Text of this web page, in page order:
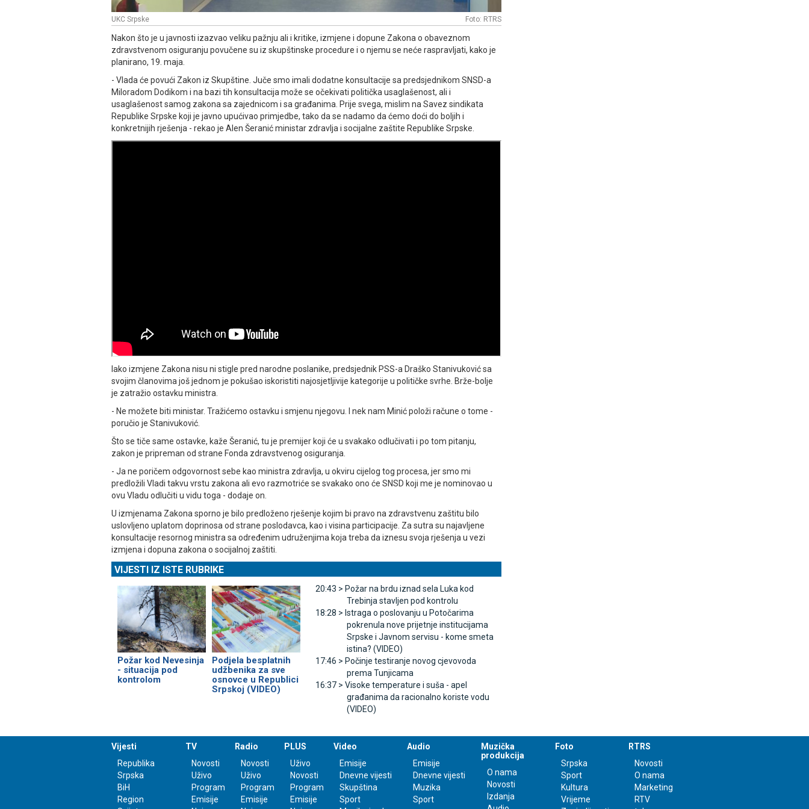
UKC Srpske Foto: RTRS
Nakon što je u javnosti izazvao veliku pažnju ali i kritike, izmjene i dopune Zakona o obaveznom
zdravstvenom osiguranju povučene su iz skupštinske procedure i o njemu se neće raspravljati, kako je
planirano, 19. maja.
- Vlada će povući Zakon iz Skupštine. Јuče smo imali dodatne konsultacije sa predsjednikom SNSD-a
Miloradom Dodikom i na bazi tih konsultacija može se očekivati politička usaglašenost, ali i
usaglašenost samog zakona sa zajednicom i sa građanima. Prije svega, mislim na Savez sindikata
Republike Srpske koji je javno upućivao primjedbe, tako da se nadamo da ćemo doći do boljih i
konkretnijih rješenja - rekao je Alen Šeranić ministar zdravlja i socijalne zaštite Republike Srpske.
Iako izmjene Zakona nisu ni stigle pred narodne poslanike, predsjednik PSS-a Draško Stanivuković sa
svojim članovima još jednom je pokušao iskoristiti najosjetljivije kategorije u političke svrhe. Brže-bolje
je zatražio ostavku ministra.
- Ne možete biti ministar. Tražićemo ostavku i smjenu njegovu. I nek nam Minić položi račune o tome -
poručio je Stanivuković.
Što se tiče same ostavke, kaže Šeranić, tu je premijer koji će u svakako odlučivati i po tom pitanju,
zakon je pripreman od strane Fonda zdravstvenog osiguranja.
- Јa ne poričem odgovornost sebe kao ministra zdravlja, u okviru cijelog tog procesa, jer smo mi
predložili Vladi takvu vrstu zakona ali evo razmotriće se svakako ono će SNSD koji me je nominovao u
ovu Vladu odlučiti u vidu toga - dodaje on.
U izmjenama Zakona sporno je bilo predloženo rješenje kojim bi pravo na zdravstvenu zaštitu bilo
uslovljeno uplatom doprinosa od strane poslodavca, kao i visina participacije. Za sutra su najavljene
konsultacije resornog ministra sa određenim udruženjima koja treba da iznesu svoja rješenja u vezi
izmjena i dopuna zakona o socijalnoj zaštiti.
VIJESTI IZ ISTE RUBRIKE
Požar kod Nevesinja
- situacija pod
kontrolom
Podjela besplatnih
udžbenika za sve
osnovce u Republici
Srpskoj (VIDEO)
20:43 > Požar na brdu iznad sela Luka kod
Trebinja stavljen pod kontrolu
18:28 > Istraga o poslovanju u Potočarima
pokrenula nove prijetnje institucijama
Srpske i Јavnom servisu - kome smeta
istina? (VIDEO)
17:46 > Počinje testiranje novog cjevovoda
prema Tunjicama
16:37 > Visoke temperature i suša - apel
građanima da racionalno koriste vodu
(VIDEO)
Vijesti
Republika
Srpska
BiH
Region
TV
Novosti
Uživo
Program
Emisije
Radio
Novosti
Uživo
Program
Emisije
PLUS
Uživo
Novosti
Program
Emisije
Video
Emisije
Dnevne vijesti
Skupština
Sport
Audio
Emisije
Dnevne vijesti
Muzika
Sport
Muzička
produkcija
O nama
Novosti
Izdanja
Foto
Srpska
Sport
Kultura
Vrijeme
RTRS
Novosti
O nama
Marketing
RTV